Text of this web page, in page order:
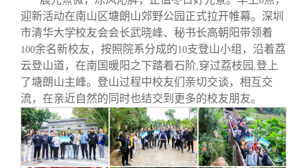
联系我们
迎新活动在南山区塘朗山郊野公园正式拉开帷幕。深圳
市清华大学校友会会长武晓峰、秘书长高朝阳带领着
100余名新校友，按照院系分成的10支登山小组，沿着荔
云登山道，在南国暖阳之下踏着石阶,穿过荔枝园 ,登上
了塘朗山主峰。登山过程中校友们亲切交谈，相互交
流，在亲近自然的同时也结交到更多的校友朋友。